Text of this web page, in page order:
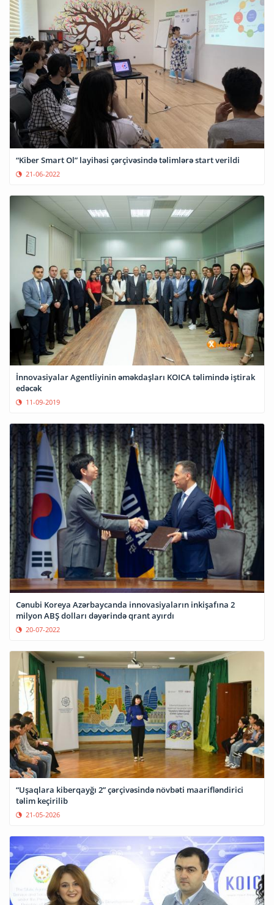
“Kiber Smart Ol” layihəsi çərçivəsində təlimlərə start verildi
21-06-2022
İnnovasiyalar Agentliyinin əməkdaşları KOICA təlimində iştirak
edəcək
11-09-2019
Cənubi Koreya Azərbaycanda innovasiyaların inkişafına 2
milyon ABŞ dolları dəyərində qrant ayırdı
20-07-2022
“Uşaqlara kiberqayğı 2” çərçivəsində növbəti maarifləndirici
təlim keçirilib
21-05-2026